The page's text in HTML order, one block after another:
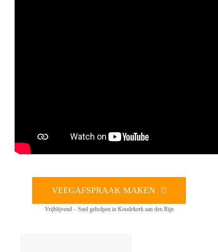
VEEGAFSPRAAK MAKEN
Vrijblijvend – Snel geholpen in Koudekerk aan den Rijn